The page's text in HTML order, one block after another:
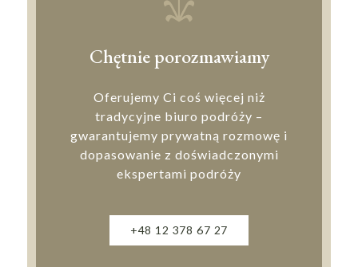
Chętnie porozmawiamy
Oferujemy Ci coś więcej niż
tradycyjne biuro podróży –
gwarantujemy prywatną rozmowę i
dopasowanie z doświadczonymi
ekspertami podróży
+48 12 378 67 27